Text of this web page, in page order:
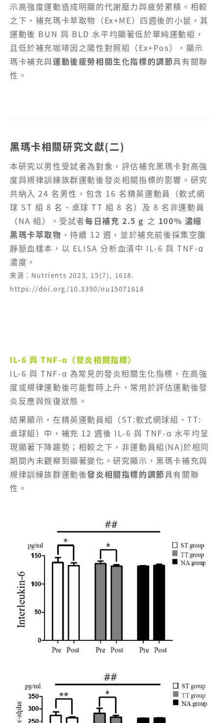
示高強度運動造成明顯的代謝壓力與疲勞累積。相較
之下，補充瑪卡萃取物（Ex+ME）四週後的小鼠，其
運動後 BUN 與 BLD 水平均顯著低於單純運動組，
且低於補充咖啡因之陽性對照組（Ex+Pos），顯示
瑪卡補充與運動後疲勞相關生化指標的調節具有關聯
性。
黑瑪卡相關研究文獻(二)
本研究以男性受試者為對象，評估補充黑瑪卡對高強
度與規律訓練族群運動後發炎相關指標的影響。研究
共納入 24 名男性，包含 16 名精英運動員（軟式網
球 ST 組 8 名、桌球 TT 組 8 名）及 8 名非運動員
（NA 組）。受試者每日補充 2.5 g 之 100% 濃縮
黑瑪卡萃取物 ，持續 12 週，並於補充前後採集空腹
靜脈血樣本，以 ELISA 分析血清中 IL-6 與 TNF-α
濃度。
來源：Nutrients 2023, 15(7), 1618.
https://doi.org/10.3390/nu15071618
IL-6 與 TNF-α（發炎相關指標）
IL-6 與 TNF-α 為常見的發炎相關生化指標，在高強
度或規律運動後可能暫時上升，常用於評估運動後發
炎反應與恢復狀態。
結果顯示，在精英運動員組（ST:軟式網球組、TT:
桌球組）中，補充 12 週後 IL-6 與 TNF-α 水平均呈
現顯著下降趨勢；相較之下，非運動員組(NA)於相同
期間內未觀察到顯著變化。研究顯示，黑瑪卡補充與
規律訓練族群運動後發炎相關指標的調節具有關聯
性。